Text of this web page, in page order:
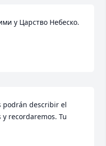
у Царство Небеско.
podrán describir el
recordaremos. Tu